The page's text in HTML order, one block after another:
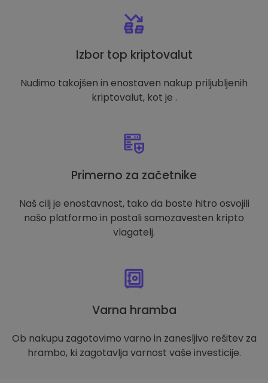
Izbor top kriptovalut
Nudimo takojšen in enostaven nakup priljubljenih
kriptovalut, kot je .
Primerno za začetnike
Naš cilj je enostavnost, tako da boste hitro osvojili
našo platformo in postali samozavesten kripto
vlagatelj.
Varna hramba
Ob nakupu zagotovimo varno in zanesljivo rešitev za
hrambo, ki zagotavlja varnost vaše investicije.